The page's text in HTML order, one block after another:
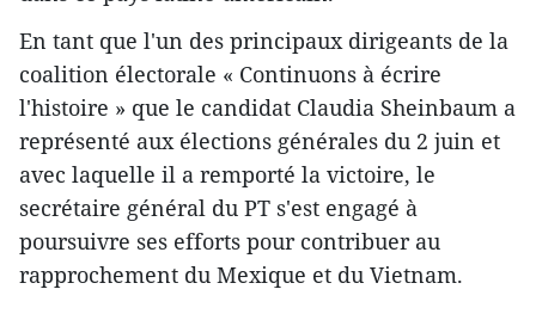
En tant que l'un des principaux dirigeants de la
coalition électorale « Continuons à écrire
l'histoire » que le candidat Claudia Sheinbaum a
représenté aux élections générales du 2 juin et
avec laquelle il a remporté la victoire, le
secrétaire général du PT s'est engagé à
poursuivre ses efforts pour contribuer au
rapprochement du Mexique et du Vietnam.